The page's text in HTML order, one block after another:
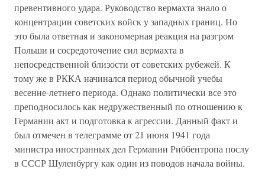
превентивного удара. Руководство вермахта знало о
концентрации советских войск у западных границ. Но
это была ответная и закономерная реакция на разгром
Польши и сосредоточение сил вермахта в
непосредственной близости от советских рубежей. К
тому же в РККА начинался период обычной учебы
весенне-летнего периода. Однако политически все это
преподносилось как недружественный по отношению к
Германии акт и подготовка к агрессии. Данный факт и
был отмечен в телеграмме от 21 июня 1941 года
министра иностранных дел Германии Риббентропа послу
в СССР Шуленбургу как один из поводов начала войны.